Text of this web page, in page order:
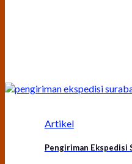
Artikel
Pengiriman Ekspedisi